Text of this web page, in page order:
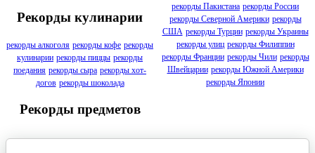
Рекорды кулинарии
рекорды алкоголя рекорды кофе рекорды
кулинарии рекорды пиццы рекорды
поедания рекорды сыра рекорды хот-
догов рекорды шоколада
Рекорды предметов
рекорды Пакистана рекорды России
рекорды Северной Америки рекорды
США рекорды Турции рекорды Украины
рекорды улиц рекорды Филиппин
рекорды Франции рекорды Чили рекорды
Швейцарии рекорды Южной Америки
рекорды Японии